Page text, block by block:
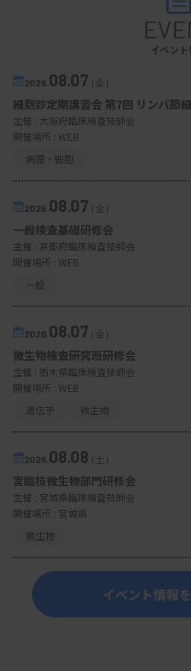
イベント
2026. 08.07（金）
細胞診定期講習会 第7回 リンパ節
主催 : 大阪府臨床検査技師会
開催場所 : WEB
病理・細胞
2026. 08.07（金）
一般検査基礎研修会
主催 : 京都府臨床検査技師会
開催場所 : WEB
一般
2026. 08.07（金）
微生物検査研究班研修会
主催 : 栃木県臨床検査技師会
開催場所 : WEB
遺伝子
微生物
2026. 08.08（土）
宮臨技微生物部門研修会
主催 : 宮城県臨床検査技師会
開催場所 : 宮城県
微生物
イベント情報